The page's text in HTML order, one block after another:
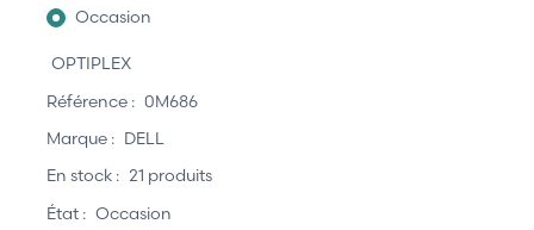
Occasion
OPTIPLEX
Référence : 0M686
Marque : DELL
En stock : 21 produits
État : Occasion